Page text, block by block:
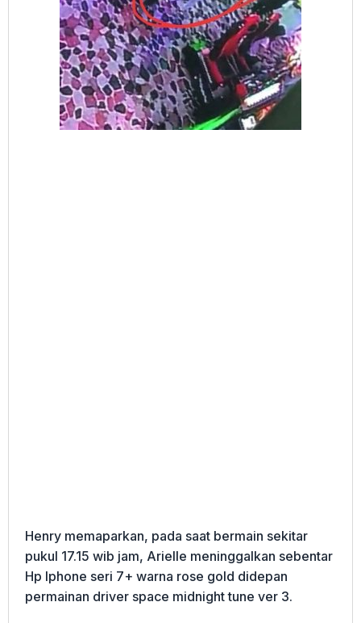
Henry memaparkan, pada saat bermain sekitar
pukul 17.15 wib jam, Arielle meninggalkan sebentar
Hp Iphone seri 7+ warna rose gold didepan
permainan driver space midnight tune ver 3.